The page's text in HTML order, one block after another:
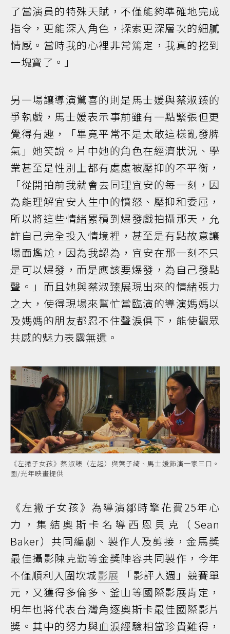
了當演員的特殊天賦，不僅能夠準確地完成
指令，更能深入角色，探索更深層次的細膩
情感。當時我的心裡非常篤定，我真的挖到
一塊寶了。」
另一場讓導演驚喜的則是馬士媛與蔡淑臻的
爭執戲，馬士媛表示事前雖有一點緊張但更
覺得有趣，「畢竟平常不是太敢這樣亂發脾
氣」她笑說。片中她的角色在經濟狀況、學
業甚至是性別上都有處處被壓抑的不平衡，
「從開拍前我就會去同理宜安的每一刻，因
為能理解宜安人生中的憤怒、壓抑和委屈，
所以將這些情緒累積到爆發戲拍攝那天，允
許自己完全投入情境裡，甚至是有點故意讓
場面尷尬，因為我認為，宜安在那一刻不只
是可以爆發，而是應該要爆發，為自己發點
聲。」而且她與蔡淑臻展現出來的情緒張力
之大，使得現場來幫忙當臨演的導演媽媽以
及媽媽的朋友都忍不住聲淚俱下，能使觀眾
共感的魅力表露無遺。
《左撇子女孩》蔡淑臻（左起）與葉子綺、馬士媛飾演一家三口。
圖/光年映畫提供
《左撇子女孩》為導演鄒時擎花費25年心
力，集結奧斯卡名導西恩貝克（Sean
Baker）共同編劇、製作人及剪接，金馬獎
最佳攝影陳克勤等金獎陣容共同製作，今年
不僅順利入圍坎城影展 「影評人週」競賽單
元，又獲得多倫多、釜山等國際影展肯定，
明年也將代表台灣角逐奧斯卡最佳國際影片
獎。其中的努力與血淚經驗相當珍貴難得，